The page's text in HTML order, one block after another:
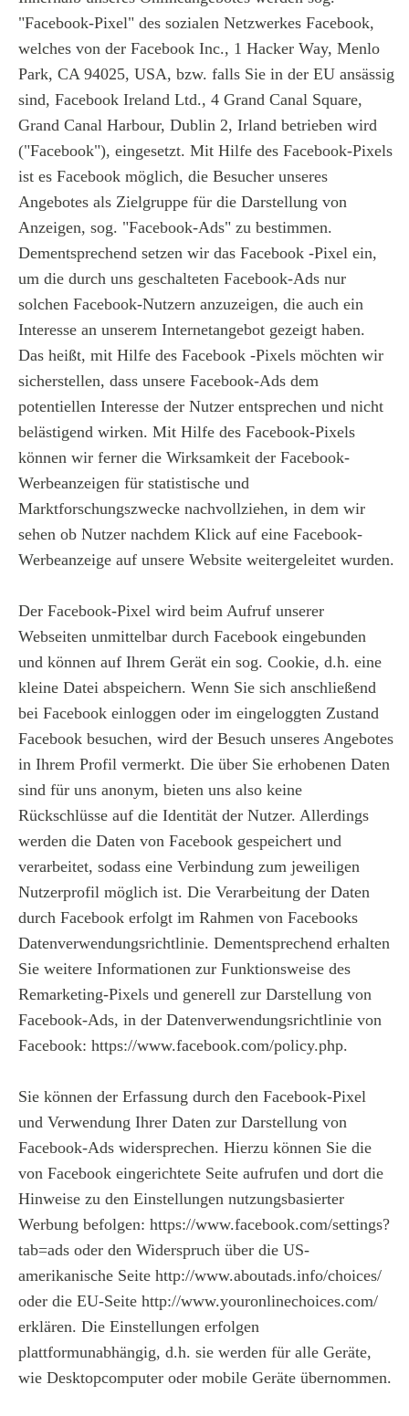
"Facebook-Pixel" des sozialen Netzwerkes Facebook,
welches von der Facebook Inc., 1 Hacker Way, Menlo
Park, CA 94025, USA, bzw. falls Sie in der EU ansässig
sind, Facebook Ireland Ltd., 4 Grand Canal Square,
Grand Canal Harbour, Dublin 2, Irland betrieben wird
("Facebook"), eingesetzt. Mit Hilfe des Facebook-Pixels
ist es Facebook möglich, die Besucher unseres
Angebotes als Zielgruppe für die Darstellung von
Anzeigen, sog. "Facebook-Ads" zu bestimmen.
Dementsprechend setzen wir das Facebook -Pixel ein,
um die durch uns geschalteten Facebook-Ads nur
solchen Facebook-Nutzern anzuzeigen, die auch ein
Interesse an unserem Internetangebot gezeigt haben.
Das heißt, mit Hilfe des Facebook -Pixels möchten wir
sicherstellen, dass unsere Facebook-Ads dem
potentiellen Interesse der Nutzer entsprechen und nicht
belästigend wirken. Mit Hilfe des Facebook-Pixels
können wir ferner die Wirksamkeit der Facebook-
Werbeanzeigen für statistische und
Marktforschungszwecke nachvollziehen, in dem wir
sehen ob Nutzer nachdem Klick auf eine Facebook-
Werbeanzeige auf unsere Website weitergeleitet wurden.
Der Facebook-Pixel wird beim Aufruf unserer
Webseiten unmittelbar durch Facebook eingebunden
und können auf Ihrem Gerät ein sog. Cookie, d.h. eine
kleine Datei abspeichern. Wenn Sie sich anschließend
bei Facebook einloggen oder im eingeloggten Zustand
Facebook besuchen, wird der Besuch unseres Angebotes
in Ihrem Profil vermerkt. Die über Sie erhobenen Daten
sind für uns anonym, bieten uns also keine
Rückschlüsse auf die Identität der Nutzer. Allerdings
werden die Daten von Facebook gespeichert und
verarbeitet, sodass eine Verbindung zum jeweiligen
Nutzerprofil möglich ist. Die Verarbeitung der Daten
durch Facebook erfolgt im Rahmen von Facebooks
Datenverwendungsrichtlinie. Dementsprechend erhalten
Sie weitere Informationen zur Funktionsweise des
Remarketing-Pixels und generell zur Darstellung von
Facebook-Ads, in der Datenverwendungsrichtlinie von
Facebook: https://www.facebook.com/policy.php.
Sie können der Erfassung durch den Facebook-Pixel
und Verwendung Ihrer Daten zur Darstellung von
Facebook-Ads widersprechen. Hierzu können Sie die
von Facebook eingerichtete Seite aufrufen und dort die
Hinweise zu den Einstellungen nutzungsbasierter
Werbung befolgen: https://www.facebook.com/settings?
tab=ads oder den Widerspruch über die US-
amerikanische Seite http://www.aboutads.info/choices/
oder die EU-Seite http://www.youronlinechoices.com/
erklären. Die Einstellungen erfolgen
plattformunabhängig, d.h. sie werden für alle Geräte,
wie Desktopcomputer oder mobile Geräte übernommen.